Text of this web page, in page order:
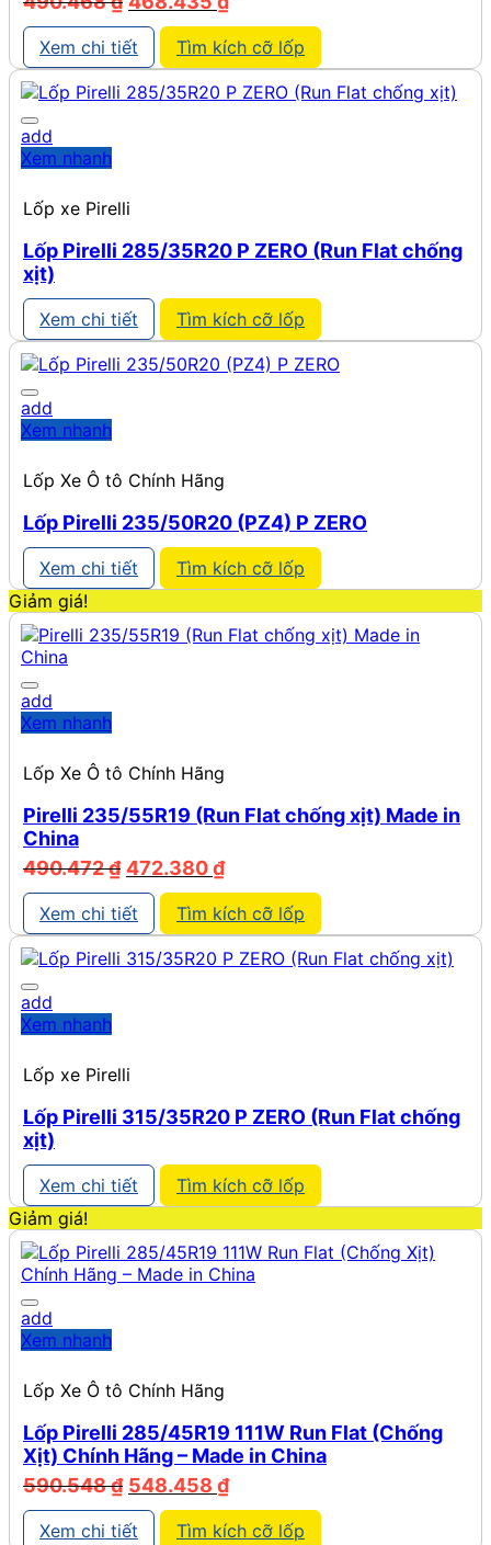
gốc
là:
490.468 ₫.
hiện
tại
là:
468.435 ₫.
Xem chi tiết Tìm kích cỡ lốp
add
Xem nhanh
Lốp xe Pirelli
Lốp Pirelli 285/35R20 P ZERO (Run Flat chống
xịt)
Xem chi tiết Tìm kích cỡ lốp
add
Xem nhanh
Lốp Xe Ô tô Chính Hãng
Lốp Pirelli 235/50R20 (PZ4) P ZERO
Xem chi tiết
Tìm kích cỡ lốp
Giảm giá!
add
Xem nhanh
Lốp Xe Ô tô Chính Hãng
Pirelli 235/55R19 (Run Flat chống xịt) Made in
China
490.472₫ Giá
gốc
là:
490.472 ₫.
472.380₫Giá
hiện
tại
là:
472.380 ₫.
Xem chi tiết Tìm kích cỡ lốp
add
Xem nhanh
Lốp xe Pirelli
Lốp Pirelli 315/35R20 P ZERO (Run Flat chống
xịt)
Xem chi tiết
Tìm kích cỡ lốp
Giảm giá!
add
Xem nhanh
Lốp Xe Ô tô Chính Hãng
Lốp Pirelli 285/45R19 111W Run Flat (Chống
Xịt) Chính Hãng – Made in China
590.548₫ Giá
gốc
là:
548.458 ₫Giá
hiện
tại
Xem chi tiết Tìm kích cỡ lốp